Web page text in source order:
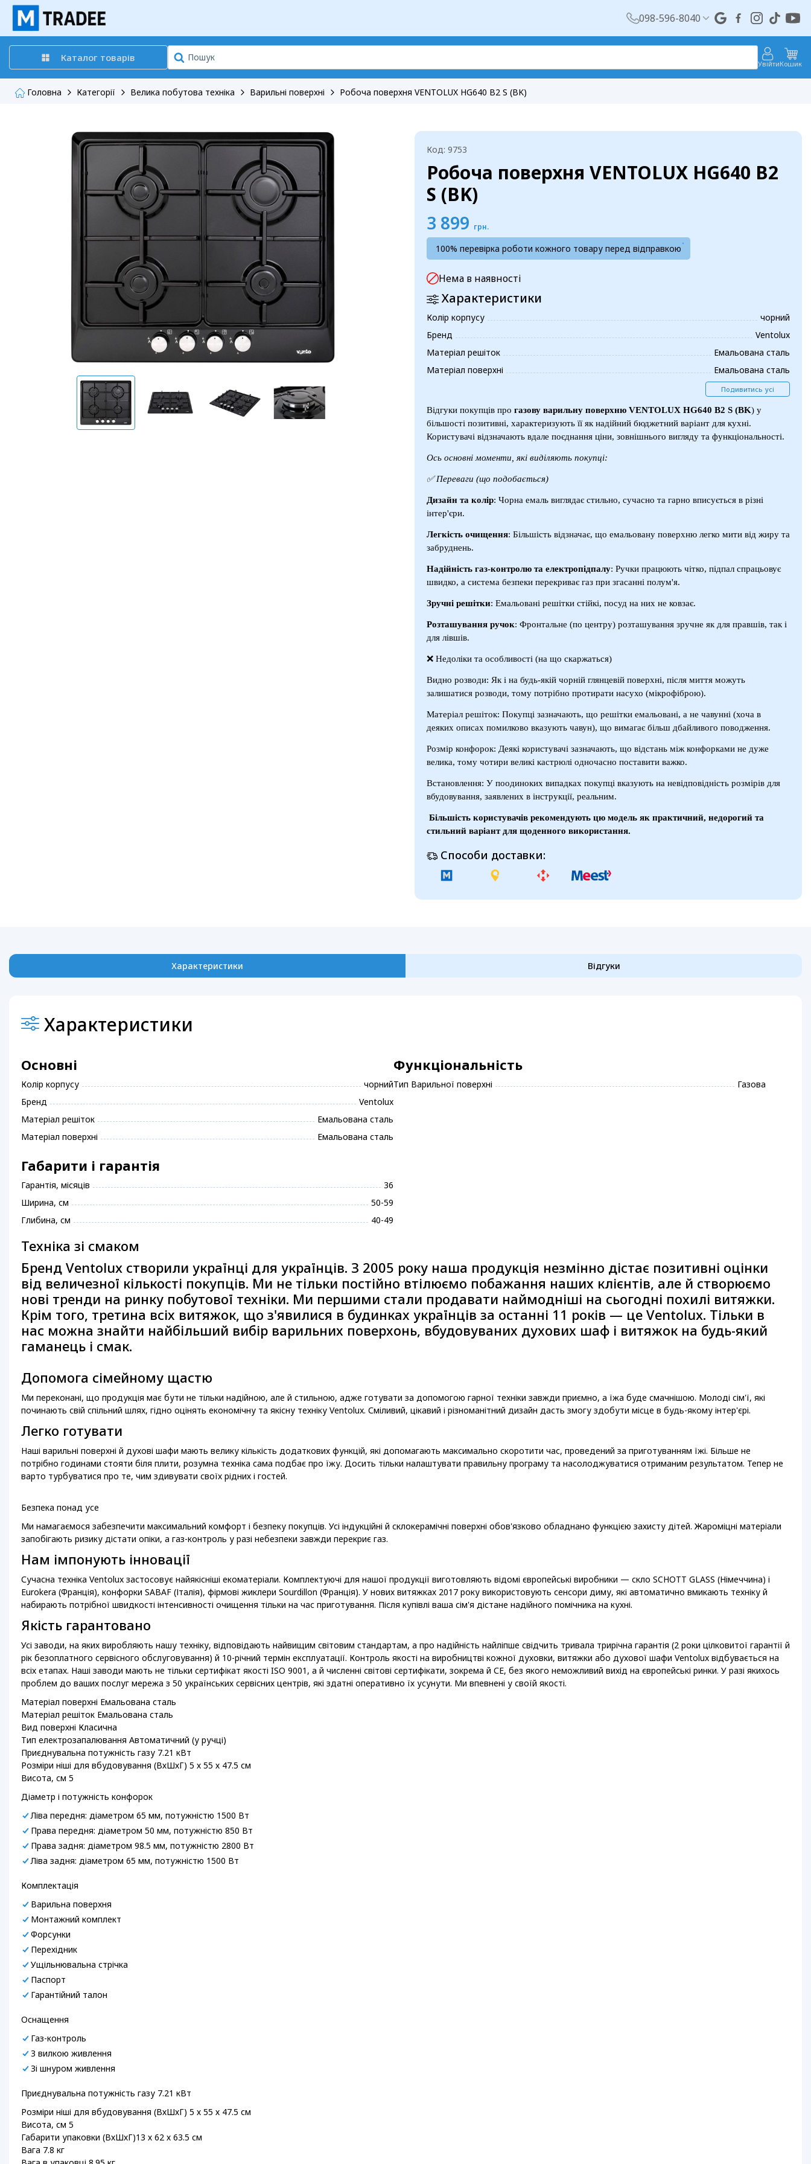
098-596-8040
Каталог товарів
УвійтиКошик
Головна Категорії Велика побутова техніка Варильні поверхні Робоча поверхня VENTOLUX HG640 B2 S (BK)
Код: 9753
Робоча поверхня VENTOLUX HG640 B2
S (BK)
3 899 грн.
100% перевірка роботи кожного товару перед відправкою
Нема в наявності
Характеристики
Колір корпусу
чорний
Бренд
Ventolux
Матеріал решіток
Емальована сталь
Матеріал поверхні
Емальована сталь
Подивитись усі
Відгуки покупців про газову варильну поверхню VENTOLUX HG640 B2 S (BK) у
більшості позитивні, характеризують її як надійний бюджетний варіант для кухні.
Користувачі відзначають вдале поєднання ціни, зовнішнього вигляду та функціональності.
Ось основні моменти, які виділяють покупці:
✅ Переваги (що подобається)
Дизайн та колір: Чорна емаль виглядає стильно, сучасно та гарно вписується в різні
інтер'єри.
Легкість очищення: Більшість відзначає, що емальовану поверхню легко мити від жиру та
забруднень.
Надійність газ-контролю та електропідпалу: Ручки працюють чітко, підпал спрацьовує
швидко, а система безпеки перекриває газ при згасанні полум'я.
Зручні решітки: Емальовані решітки стійкі, посуд на них не ковзає.
Розташування ручок: Фронтальне (по центру) розташування зручне як для правшів, так і
для лівшів.
❌ Недоліки та особливості (на що скаржаться)
Видно розводи: Як і на будь-якій чорній глянцевій поверхні, після миття можуть
залишатися розводи, тому потрібно протирати насухо (мікрофіброю).
Матеріал решіток: Покупці зазначають, що решітки емальовані, а не чавунні (хоча в
деяких описах помилково вказують чавун), що вимагає більш дбайливого поводження.
Розмір конфорок: Деякі користувачі зазначають, що відстань між конфорками не дуже
велика, тому чотири великі кастрюлі одночасно поставити важко.
Встановлення: У поодиноких випадках покупці вказують на невідповідність розмірів для
вбудовування, заявлених в інструкції, реальним.
Більшість користувачів рекомендують цю модель як практичний, недорогий та
стильний варіант для щоденного використання.
Способи доставки:
Характеристики Відгуки
Характеристики
Основні
Колір корпусу
чорний
Бренд
Ventolux
Матеріал решіток
Емальована сталь
Матеріал поверхні
Емальована сталь
Функціональність
Тип Варильної поверхні Газова
Габарити і гарантія
Гарантія, місяців
36
Ширина, см
50-59
Глибина, см
40-49
Техніка зі смаком
Бренд Ventolux створили українці для українців. З 2005 року наша продукція незмінно дістає позитивні оцінки
від величезної кількості покупців. Ми не тільки постійно втілюємо побажання наших клієнтів, але й створюємо
нові тренди на ринку побутової техніки. Ми першими стали продавати наймодніші на сьогодні похилі витяжки.
Крім того, третина всіх витяжок, що з'явилися в будинках українців за останні 11 років — це Ventolux. Тільки в
нас можна знайти найбільший вибір варильних поверхонь, вбудовуваних духових шаф і витяжок на будь-який
гаманець і смак.
Допомога сімейному щастю
Ми переконані, що продукція має бути не тільки надійною, але й стильною, адже готувати за допомогою гарної техніки завжди приємно, а їжа буде смачнішою. Молоді сім'ї, які
починають свій спільний шлях, гідно оцінять економічну та якісну техніку Ventolux. Сміливий, цікавий і різноманітний дизайн дасть змогу здобути місце в будь-якому інтер'єрі.
Легко готувати
Наші варильні поверхні й духові шафи мають велику кількість додаткових функцій, які допомагають максимально скоротити час, проведений за приготуванням їжі. Більше не
потрібно годинами стояти біля плити, розумна техніка сама подбає про їжу. Досить тільки налаштувати правильну програму та насолоджуватися отриманим результатом. Тепер не
варто турбуватися про те, чим здивувати своїх рідних і гостей.
Безпека понад усе
Ми намагаємося забезпечити максимальний комфорт і безпеку покупців. Усі індукційні й склокерамічні поверхні обов'язково обладнано функцією захисту дітей. Жароміцні матеріали
запобігають ризику дістати опіки, а газ-контроль у разі небезпеки завжди перекриє газ.
Нам імпонують інновації
Сучасна техніка Ventolux застосовує найякісніші екоматеріали. Комплектуючі для нашої продукції виготовляють відомі європейські виробники — скло SCHOTT GLASS (Німеччина) і
Eurokera (Франція), конфорки SABAF (Італія), фірмові жиклери Sourdillon (Франція). У нових витяжках 2017 року використовують сенсори диму, які автоматично вмикають техніку й
набирають потрібної швидкості інтенсивності очищення тільки на час приготування. Після купівлі ваша сім'я дістане надійного помічника на кухні.
Якість гарантовано
Усі заводи, на яких виробляють нашу техніку, відповідають найвищим світовим стандартам, а про надійність найліпше свідчить тривала трирічна гарантія (2 роки цілковитої гарантії й
рік безоплатного сервісного обслуговування) й 10-річний термін експлуатації. Контроль якості на виробництві кожної духовки, витяжки або духової шафи Ventolux відбувається на
всіх етапах. Наші заводи мають не тільки сертифікат якості ISO 9001, а й численні світові сертифікати, зокрема й СЕ, без якого неможливий вихід на європейські ринки. У разі якихось
проблем до ваших послуг мережа з 50 українських сервісних центрів, які здатні оперативно їх усунути. Ми впевнені у своїй якості.
Матеріал поверхні Емальована сталь
Матеріал решіток Емальована сталь
Вид поверхні Класична
Тип електрозапалювання Автоматичний (у ручці)
Приєднувальна потужність газу 7.21 кВт
Розміри ніші для вбудовування (ВхШхГ) 5 х 55 х 47.5 см
Висота, см 5
Діаметр і потужність конфорок
Ліва передня: діаметром 65 мм, потужністю 1500 Вт
Права передня: діаметром 50 мм, потужністю 850 Вт
Права задня: діаметром 98.5 мм, потужністю 2800 Вт
Ліва задня: діаметром 65 мм, потужністю 1500 Вт
Комплектація
Варильна поверхня
Монтажний комплект
Форсунки
Перехідник
Ущільнювальна стрічка
Паспорт
Гарантійний талон
Оснащення
Газ-контроль
З вилкою живлення
Зі шнуром живлення
Приєднувальна потужність газу 7.21 кВт
Розміри ніші для вбудовування (ВхШхГ) 5 х 55 х 47.5 см
Висота, см 5
Габарити упаковки (ВхШхГ)13 х 62 х 63.5 см
Вага 7.8 кг